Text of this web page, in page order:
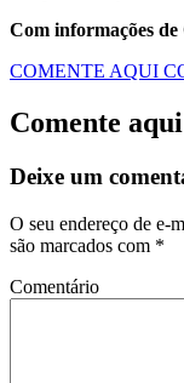
Com informações
COMENTE AQUI
Comente aqui
Deixe um
O seu endereço de e-
são marcados com *
Comentário